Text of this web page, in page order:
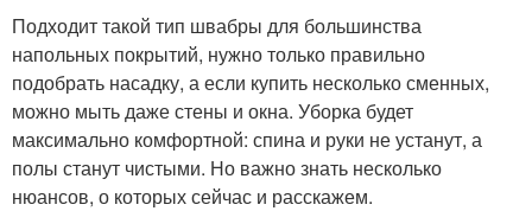
Подходит такой тип швабры для большинства
напольных покрытий, нужно только правильно
подобрать насадку, а если купить несколько сменных,
можно мыть даже стены и окна. Уборка будет
максимально комфортной: спина и руки не устанут, а
полы станут чистыми. Но важно знать несколько
нюансов, о которых сейчас и расскажем.